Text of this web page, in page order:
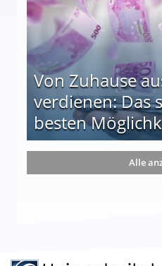
Von Zuhause
verdienen: Das
besten
die 15 besten Möglichkeiten
Alle